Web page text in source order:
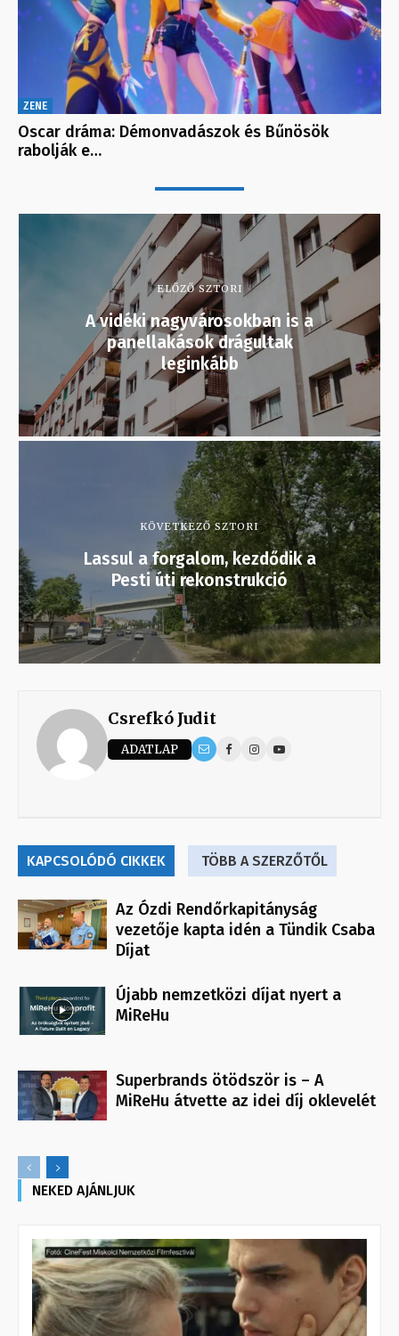
ZENE
Oscar dráma: Démonvadászok és Bűnösök
rabolják e…
ELŐZŐ SZTORI
A vidéki nagyvárosokban is a
panellakások drágultak
leginkább
KÖVETKEZŐ SZTORI
Lassul a forgalom, kezdődik a
Pesti úti rekonstrukció
Csrefkó Judit
ADATLAP
KAPCSOLÓDÓ CIKKEK TÖBB A SZERZŐTŐL
Az Ózdi Rendőrkapitányság
vezetője kapta idén a Tündik Csaba
Díjat
Újabb nemzetközi díjat nyert a
MiReHu
Superbrands ötödször is – A
MiReHu átvette az idei díj oklevelét
NEKED AJÁNLJUK